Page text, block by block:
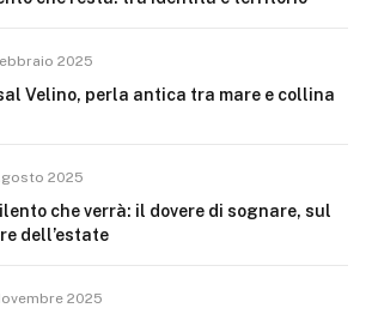
2025
Velino, perla antica tra mare e collina
2025
che verrà: il dovere di sognare, sul
dell’estate
2025